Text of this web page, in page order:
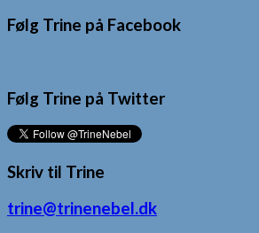
Følg Trine på Facebook
Følg Trine på Twitter
Skriv til Trine
trine@trinenebel.dk